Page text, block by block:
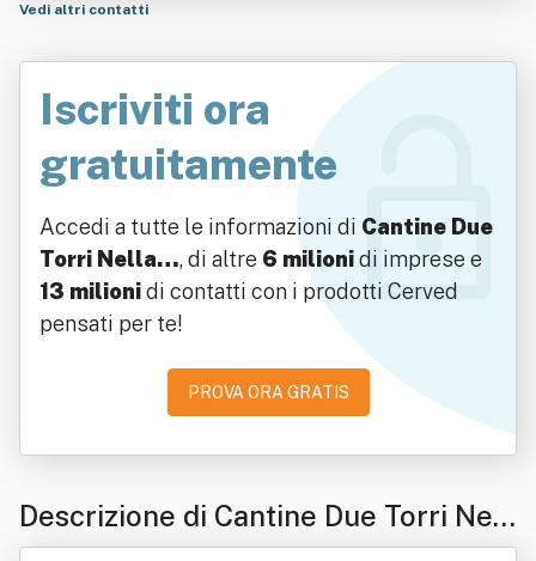
Vedi altri contatti
Iscriviti ora
gratuitamente
Accedi a tutte le informazioni di Cantine Due
Torri Nella…, di altre 6 milionidi imprese e
13 milionidi contatti con i prodotti Cerved
pensati per te!
PROVA ORA GRATIS
Descrizione di Cantine Due Torri Nell